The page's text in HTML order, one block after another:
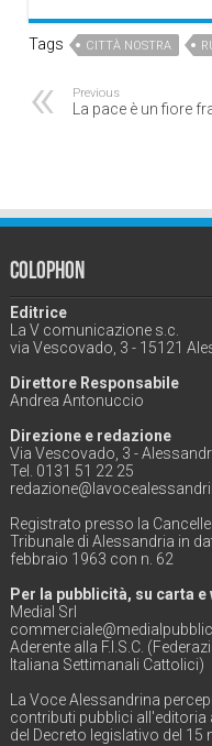
Tags CITTÀ NOSTRA
Previous
La pace è un fiore
Colophon
Editrice
La V comunicazione s.c.
via Vescovado, 3 - 15121
Direttore Responsabile
Andrea Antonuccio
Direzione e redazione
Via Vescovado, 3 -
Tel. 0131 51 22 25
Registrato presso la
Tribunale di Alessandria in
febbraio 1963 con n. 62
Per la pubblicità, su carta e
Medial Srl
Aderente alla F.I.S.C.
Italiana Settimanali Cattolici)
La Voce Alessandrina
contributi pubblici all'editoria
del Decreto legislativo del 15